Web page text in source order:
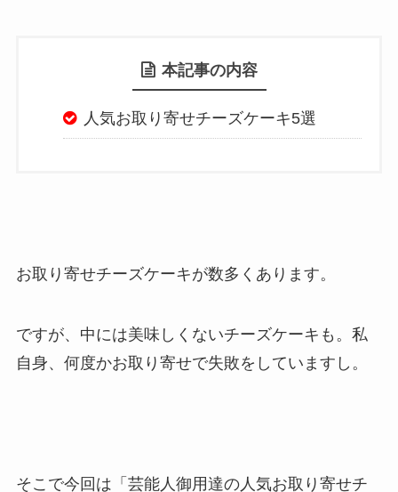
本記事の内容
人気お取り寄せチーズケーキ5選
お取り寄せチーズケーキが数多くあります。
ですが、中には美味しくないチーズケーキも。私
自身、何度かお取り寄せで失敗をしていますし。
そこで今回は「芸能人御用達の人気お取り寄せチ